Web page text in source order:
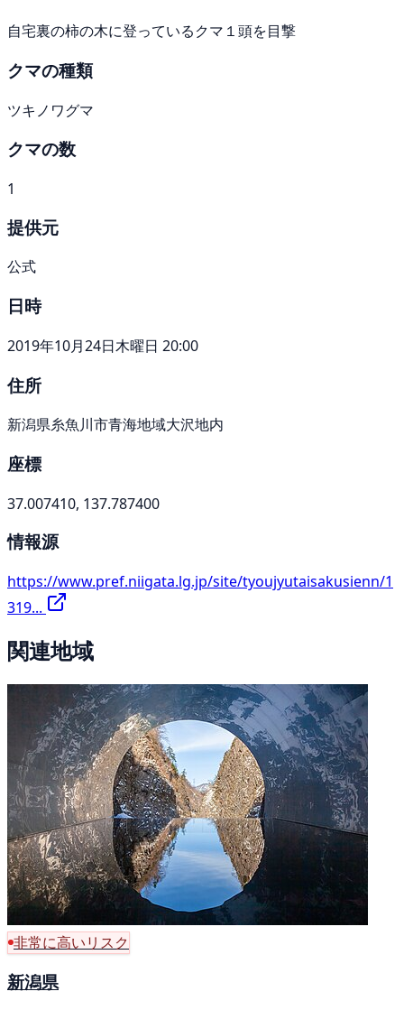
自宅裏の柿の木に登っているクマ１頭を目撃
クマの種類
ツキノワグマ
クマの数
1
提供元
公式
日時
2019年10月24日木曜日 20:00
住所
新潟県糸魚川市青海地域大沢地内
座標
37.007410, 137.787400
情報源
https://www.pref.niigata.lg.jp/site/tyoujyutaisakusienn/1
319...
関連地域
非常に高いリスク
新潟県